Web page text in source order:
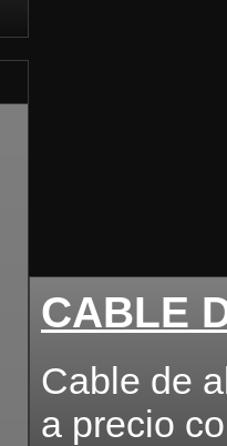
CABLE
Cable de
a precio